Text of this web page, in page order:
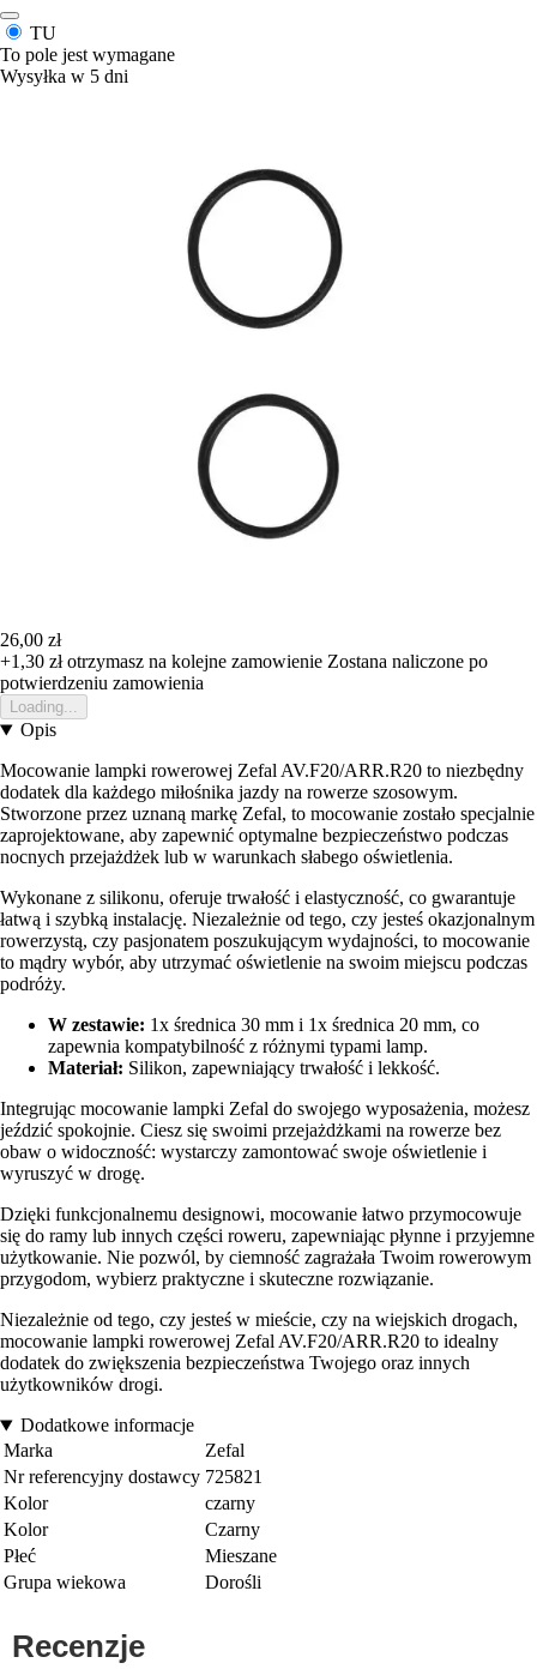
TU
To pole jest wymagane
Wysyłka w 5 dni
26,00 zł
+1,30 złotrzymasz na kolejne zamowienie Zostana naliczone po
potwierdzeniu zamowienia
Loading...
Opis
Mocowanie lampki rowerowej Zefal AV.F20/ARR.R20 to niezbędny
dodatek dla każdego miłośnika jazdy na rowerze szosowym.
Stworzone przez uznaną markę Zefal, to mocowanie zostało specjalnie
zaprojektowane, aby zapewnić optymalne bezpieczeństwo podczas
nocnych przejażdżek lub w warunkach słabego oświetlenia.
Wykonane z silikonu, oferuje trwałość i elastyczność, co gwarantuje
łatwą i szybką instalację. Niezależnie od tego, czy jesteś okazjonalnym
rowerzystą, czy pasjonatem poszukującym wydajności, to mocowanie
to mądry wybór, aby utrzymać oświetlenie na swoim miejscu podczas
podróży.
W zestawie: 1x średnica 30 mm i 1x średnica 20 mm, co
zapewnia kompatybilność z różnymi typami lamp.
Materiał: Silikon, zapewniający trwałość i lekkość.
Integrując mocowanie lampki Zefal do swojego wyposażenia, możesz
jeździć spokojnie. Ciesz się swoimi przejażdżkami na rowerze bez
obaw o widoczność: wystarczy zamontować swoje oświetlenie i
wyruszyć w drogę.
Dzięki funkcjonalnemu designowi, mocowanie łatwo przymocowuje
się do ramy lub innych części roweru, zapewniając płynne i przyjemne
użytkowanie. Nie pozwól, by ciemność zagrażała Twoim rowerowym
przygodom, wybierz praktyczne i skuteczne rozwiązanie.
Niezależnie od tego, czy jesteś w mieście, czy na wiejskich drogach,
mocowanie lampki rowerowej Zefal AV.F20/ARR.R20 to idealny
dodatek do zwiększenia bezpieczeństwa Twojego oraz innych
użytkowników drogi.
Dodatkowe informacje
Marka
Zefal
Nr referencyjny dostawcy 725821
Kolor
czarny
Kolor
Czarny
Płeć
Mieszane
Grupa wiekowa
Dorośli